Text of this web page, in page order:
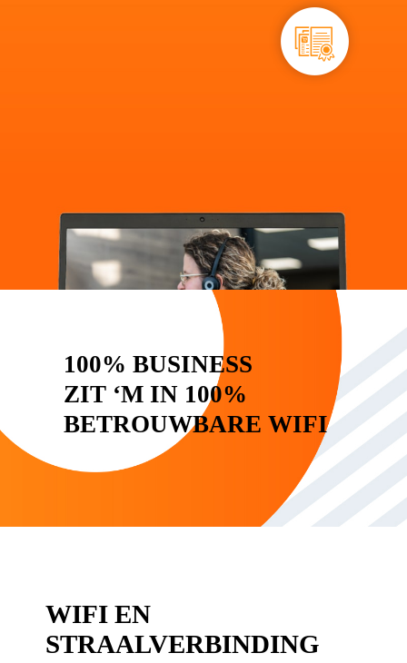
100% BUSINESS
ZIT ‘M IN 100%
BETROUWBARE WIFI
WIFI EN
STRAALVERBINDING